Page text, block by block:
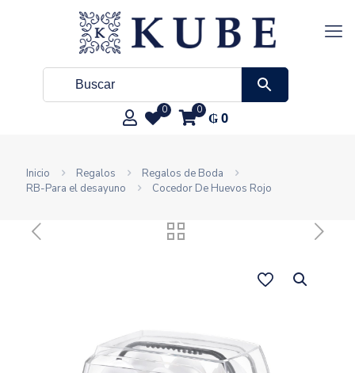
0 0 ₲0
Inicio Regalos
Regalos de Boda
RB-Para el desayuno
Cocedor De Huevos Rojo